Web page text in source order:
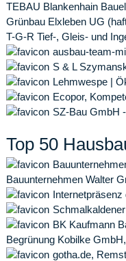
TEBAU Blankenhain
Grünbau Elxleben UG
T-G-R Tief-, Gleis- und
ausbau-team-
S & L
Lehmwespe |
Ecopor,
SZ-Bau GmbH
Top 50
Bauunternehmen Walter
BK Kaufmann
Begrünung Kobilke
gotha.de,